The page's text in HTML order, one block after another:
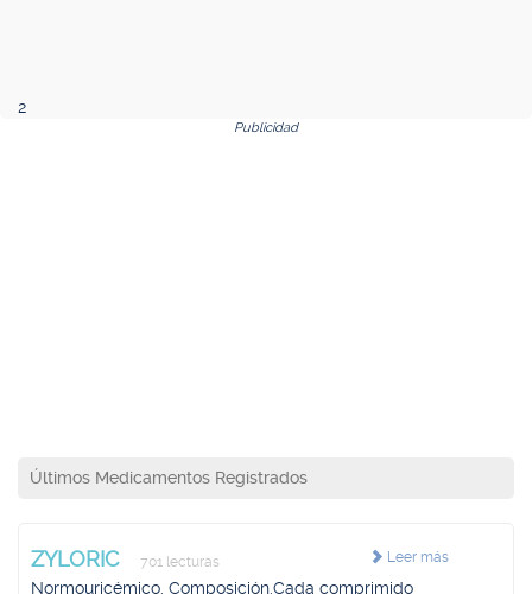
2
Publicidad
Últimos Medicamentos Registrados
Leer más
ZYLORIC 701 lecturas
Normouricémico. Composición.Cada comprimido